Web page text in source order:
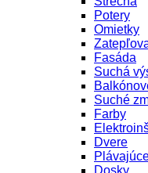
Potery
Omietky
Fasáda
Suchá
Suché
Farby
Dvere
Dosky